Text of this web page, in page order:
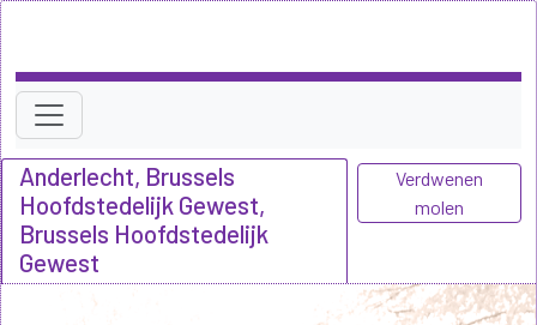
Anderlecht, Brussels
Hoofdstedelijk Gewest,
Brussels Hoofdstedelijk
Gewest
Verdwenen
molen